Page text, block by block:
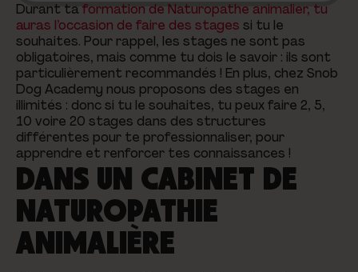
Durant ta formation de Naturopathe animalier, tu
auras l’occasion de faire des stages si tu le
souhaites. Pour rappel, les stages ne sont pas
obligatoires, mais comme tu dois le savoir : ils sont
particulièrement recommandés ! En plus, chez Snob
Dog Academy nous proposons des stages en
illimités : donc si tu le souhaites, tu peux faire 2, 5,
10 voire 20 stages dans des structures
différentes pour te professionnaliser, pour
apprendre et renforcer tes connaissances !
DANS UN CABINET DE
NATUROPATHIE
ANIMALIÈRE